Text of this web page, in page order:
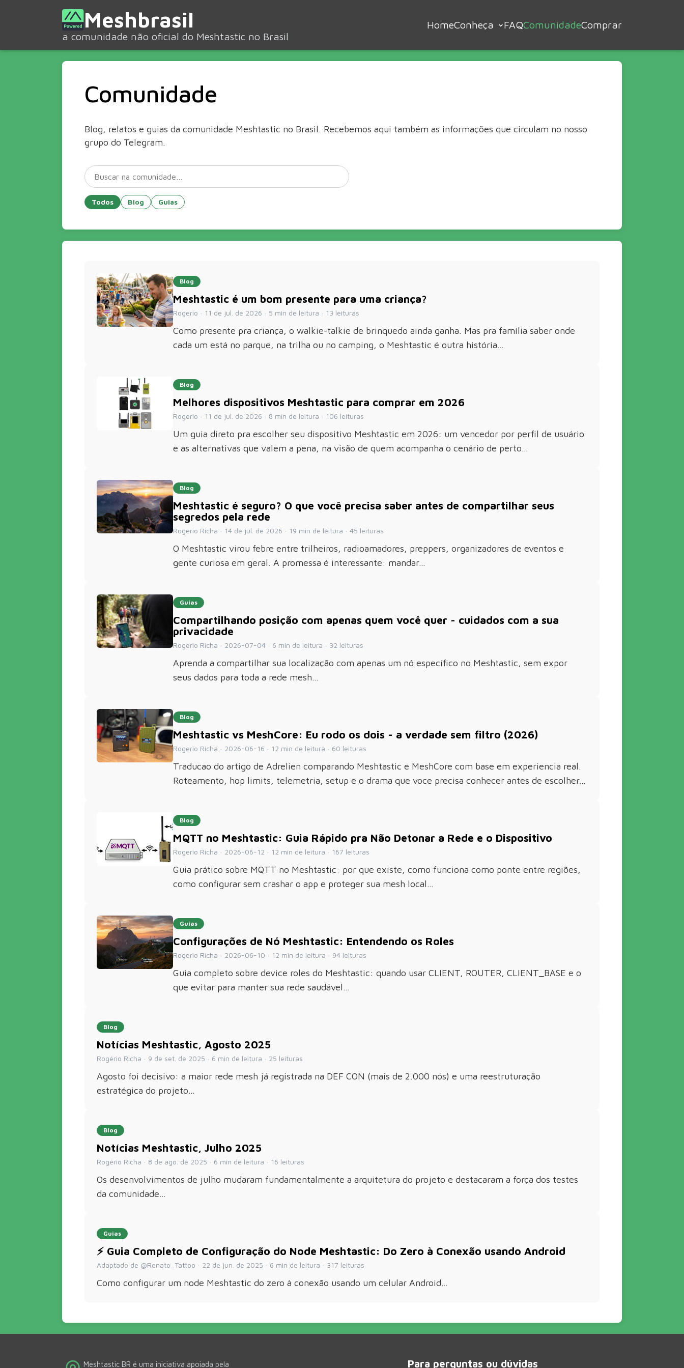
Meshbrasil
a comunidade não oficial do Meshtastic no Brasil
HomeConheça FAQComunidadeComprar
Comunidade
Blog, relatos e guias da comunidade Meshtastic no Brasil. Recebemos aqui também as informações que circulam no nosso
grupo do Telegram.
Todos Blog Guias
Blog
Meshtastic é um bom presente para uma criança?
Rogerio · 11 de jul. de 2026 · 5 min de leitura · 13 leituras
Como presente pra criança, o walkie-talkie de brinquedo ainda ganha. Mas pra família saber onde
cada um está no parque, na trilha ou no camping, o Meshtastic é outra história…
Blog
Melhores dispositivos Meshtastic para comprar em 2026
Rogerio · 11 de jul. de 2026 · 8 min de leitura · 106 leituras
Um guia direto pra escolher seu dispositivo Meshtastic em 2026: um vencedor por perfil de usuário
e as alternativas que valem a pena, na visão de quem acompanha o cenário de perto…
Blog
Meshtastic é seguro? O que você precisa saber antes de compartilhar seus
segredos pela rede
Rogerio Richa · 14 de jul. de 2026 · 19 min de leitura · 45 leituras
O Meshtastic virou febre entre trilheiros, radioamadores, preppers, organizadores de eventos e
gente curiosa em geral. A promessa é interessante: mandar…
Guias
Compartilhando posição com apenas quem você quer - cuidados com a sua
privacidade
Rogerio Richa · 2026-07-04 · 6 min de leitura · 32 leituras
Aprenda a compartilhar sua localização com apenas um nó específico no Meshtastic, sem expor
seus dados para toda a rede mesh…
Blog
Meshtastic vs MeshCore: Eu rodo os dois - a verdade sem filtro (2026)
Rogerio Richa · 2026-06-16 · 12 min de leitura · 60 leituras
Traducao do artigo de Adrelien comparando Meshtastic e MeshCore com base em experiencia real.
Roteamento, hop limits, telemetria, setup e o drama que voce precisa conhecer antes de escolher…
Blog
MQTT no Meshtastic: Guia Rápido pra Não Detonar a Rede e o Dispositivo
Rogerio Richa · 2026-06-12 · 12 min de leitura · 167 leituras
Guia prático sobre MQTT no Meshtastic: por que existe, como funciona como ponte entre regiões,
como configurar sem crashar o app e proteger sua mesh local…
Guias
Configurações de Nó Meshtastic: Entendendo os Roles
Rogerio Richa · 2026-06-10 · 12 min de leitura · 94 leituras
Guia completo sobre device roles do Meshtastic: quando usar CLIENT, ROUTER, CLIENT_BASE e o
que evitar para manter sua rede saudável…
Blog
Notícias Meshtastic, Agosto 2025
Rogério Richa · 9 de set. de 2025 · 6 min de leitura · 25 leituras
Agosto foi decisivo: a maior rede mesh já registrada na DEF CON (mais de 2.000 nós) e uma reestruturação
estratégica do projeto…
Blog
Notícias Meshtastic, Julho 2025
Rogério Richa · 8 de ago. de 2025 · 6 min de leitura · 16 leituras
Os desenvolvimentos de julho mudaram fundamentalmente a arquitetura do projeto e destacaram a força dos testes
da comunidade…
Guias
⚡ Guia Completo de Configuração do Node Meshtastic: Do Zero à Conexão usando Android
Adaptado de @Renato_Tattoo · 22 de jun. de 2025 · 6 min de leitura · 317 leituras
Como configurar um node Meshtastic do zero à conexão usando um celular Android…
Meshtastic BR é uma iniciativa apoiada pela Para perguntas ou dúvidas